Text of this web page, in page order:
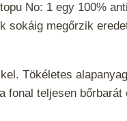
No: 1 egy 100%
megőrzik
Tökéletes
teljesen